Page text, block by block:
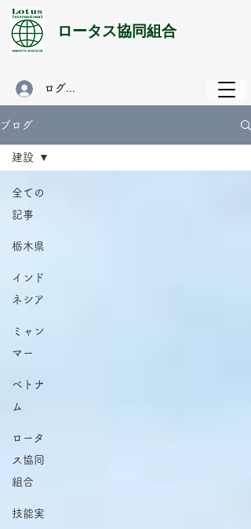
​ロータス協同組合
ログイン
ブログ
全ての
記事
栃木県
インド
ネシア
ミャン
マー
ベトナ
ム
ロータ
ス協同
組合
技能実
建設